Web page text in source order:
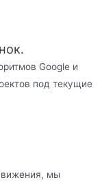
Google и
под текущие
мы